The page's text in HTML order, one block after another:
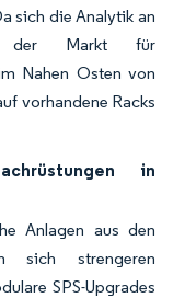
sich die Analytik an
der Markt für
Nahen Osten von
vorhandene Racks
in
Anlagen aus den
sich strengeren
SPS-Upgrades